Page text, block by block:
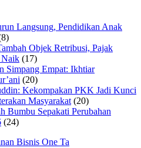
Langsung, Pendidikan Anak
Objek Retribusi, Pajak
Naik (17)
Simpang Empat: Ikhtiar
(20)
Kekompakan PKK Jadi Kunci
Masyarakat (20)
Bumbu Sepakati Perubahan
(24)
Bisnis One Ta